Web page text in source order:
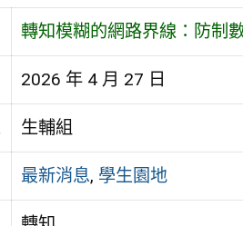
轉知模糊的網路界線：防制
2026 年 4 月 27 日
生輔組
最新消息, 學生園地